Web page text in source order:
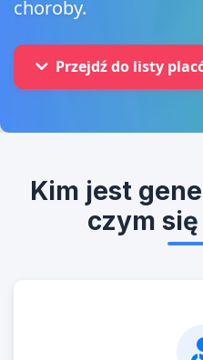
choroby.
Przejdź do listy
Kim jest
czym